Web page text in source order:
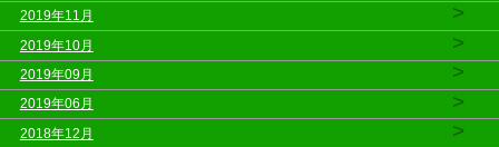
2019年11月 >
2019年10月 >
2019年09月 >
2019年06月 >
2018年12月 >